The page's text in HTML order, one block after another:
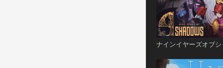
ナインイヤーズオブ